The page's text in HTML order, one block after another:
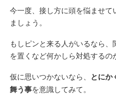
今一度、接し方に頭を悩ませ
ましょう。
もしピンと来る人がいるなら
を置くなど何かしら対処するの
仮に思いつかないなら、 とにか
舞う事を意識してみて。